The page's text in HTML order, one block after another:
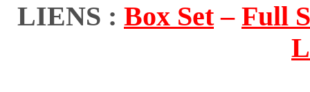
LIENS : Box Set– Full